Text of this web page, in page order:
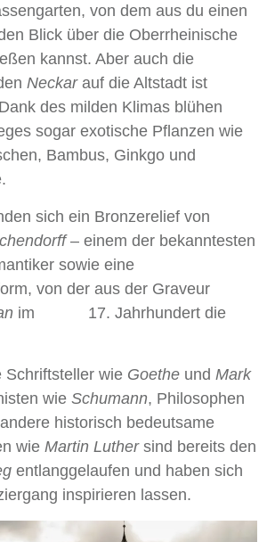
von dem aus du einen
Blick über die Oberrheinische
kannst. Aber auch die
Neckarauf die Altstadt ist
des milden Klimas blühen
sogar exotische Pflanzen wie
Bambus, Ginkgo und
sich ein Bronzerelief von
– einem der bekanntesten
sowie eine
von der aus der Graveur
im 17. Jahrhundert die
Schriftsteller wie Goethe und Mark
wie Schumann, Philosophen
historisch bedeutsame
wie Martin Luthersind bereits den
entlanggelaufen und haben sich
inspirieren lassen.